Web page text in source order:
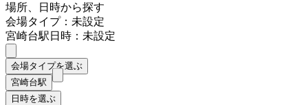
場所、日時から探す
会場タイプ：未設定
宮崎台駅日時：未設定
会場タイプを選ぶ
宮崎台駅
日時を選ぶ